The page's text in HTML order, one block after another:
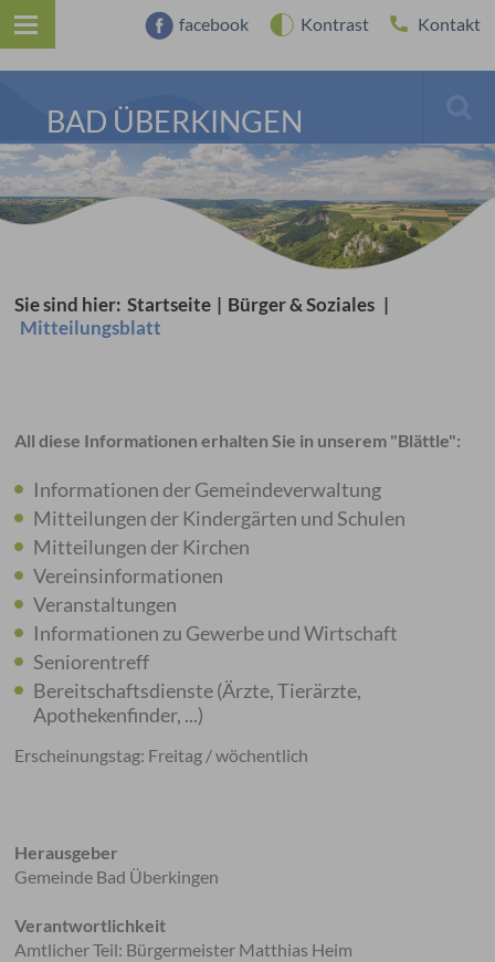
facebook Kontrast Kontakt
BAD ÜBERKINGEN
Sie sind hier: Startseite | Bürger & Soziales |
Mitteilungsblatt
All diese Informationen erhalten Sie in unserem "Blättle":
Informationen der Gemeindeverwaltung
Mitteilungen der Kindergärten und Schulen
Mitteilungen der Kirchen
Vereinsinformationen
Veranstaltungen
Informationen zu Gewerbe und Wirtschaft
Seniorentreff
Bereitschaftsdienste (Ärzte, Tierärzte,
Apothekenfinder, ...)
Erscheinungstag: Freitag / wöchentlich
Herausgeber
Gemeinde Bad Überkingen
Verantwortlichkeit
Amtlicher Teil: Bürgermeister Matthias Heim